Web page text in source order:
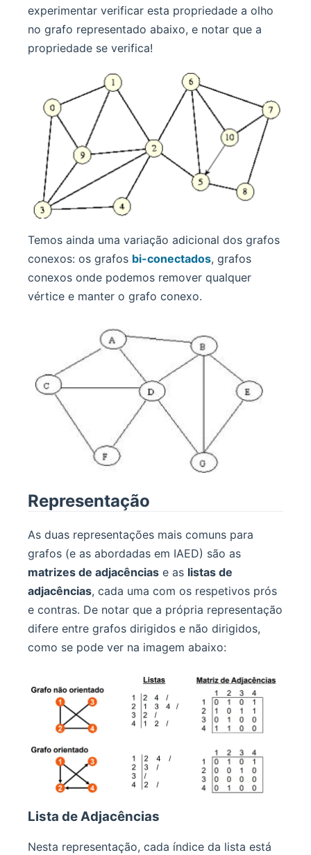
experimentar verificar esta propriedade a olho
no grafo representado abaixo, e notar que a
propriedade se verifica!
Temos ainda uma variação adicional dos grafos
conexos: os grafos bi-conectados, grafos
conexos onde podemos remover qualquer
vértice e manter o grafo conexo.
Representação
As duas representações mais comuns para
grafos (e as abordadas em IAED) são as
matrizes de adjacências e as listas de
adjacências, cada uma com os respetivos prós
e contras. De notar que a própria representação
difere entre grafos dirigidos e não dirigidos,
como se pode ver na imagem abaixo:
Lista de Adjacências
Nesta representação, cada índice da lista está